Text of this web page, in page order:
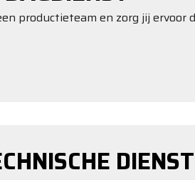
productieteam en zorg jij ervoor
DIENST